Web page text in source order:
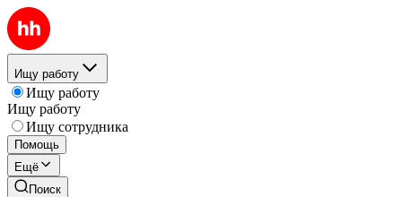
Ищу работу
Ищу работу
Ищу работу
Ищу сотрудника
Помощь
Ещё
Поиск